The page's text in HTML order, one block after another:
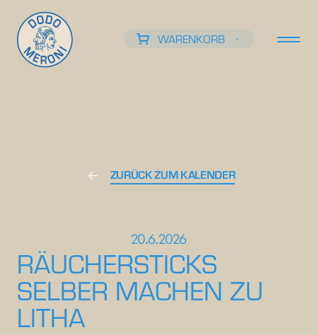
WARENKORB 0
ZURÜCK ZUM KALENDER
20.6.2026
RÄUCHERSTICKS
SELBER MACHEN ZU
LITHA